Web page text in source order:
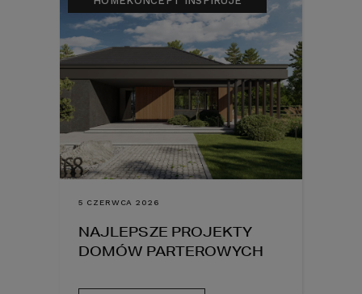
5 CZERWCA 2026
NAJLEPSZE PROJEKTY
DOMÓW PARTEROWYCH